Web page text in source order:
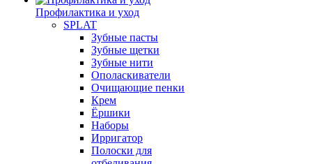
Профилактика и уход
SPLAT
Зубные пасты
Зубные щетки
Зубные нити
Ополаскиватели
Очищающие пенки
Крем
Ёршики
Наборы
Ирригатор
Полоски для